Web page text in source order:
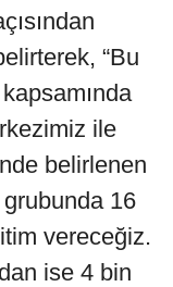
“Bu
ile
belirlenen
16
vereceğiz.
ise 4 bin